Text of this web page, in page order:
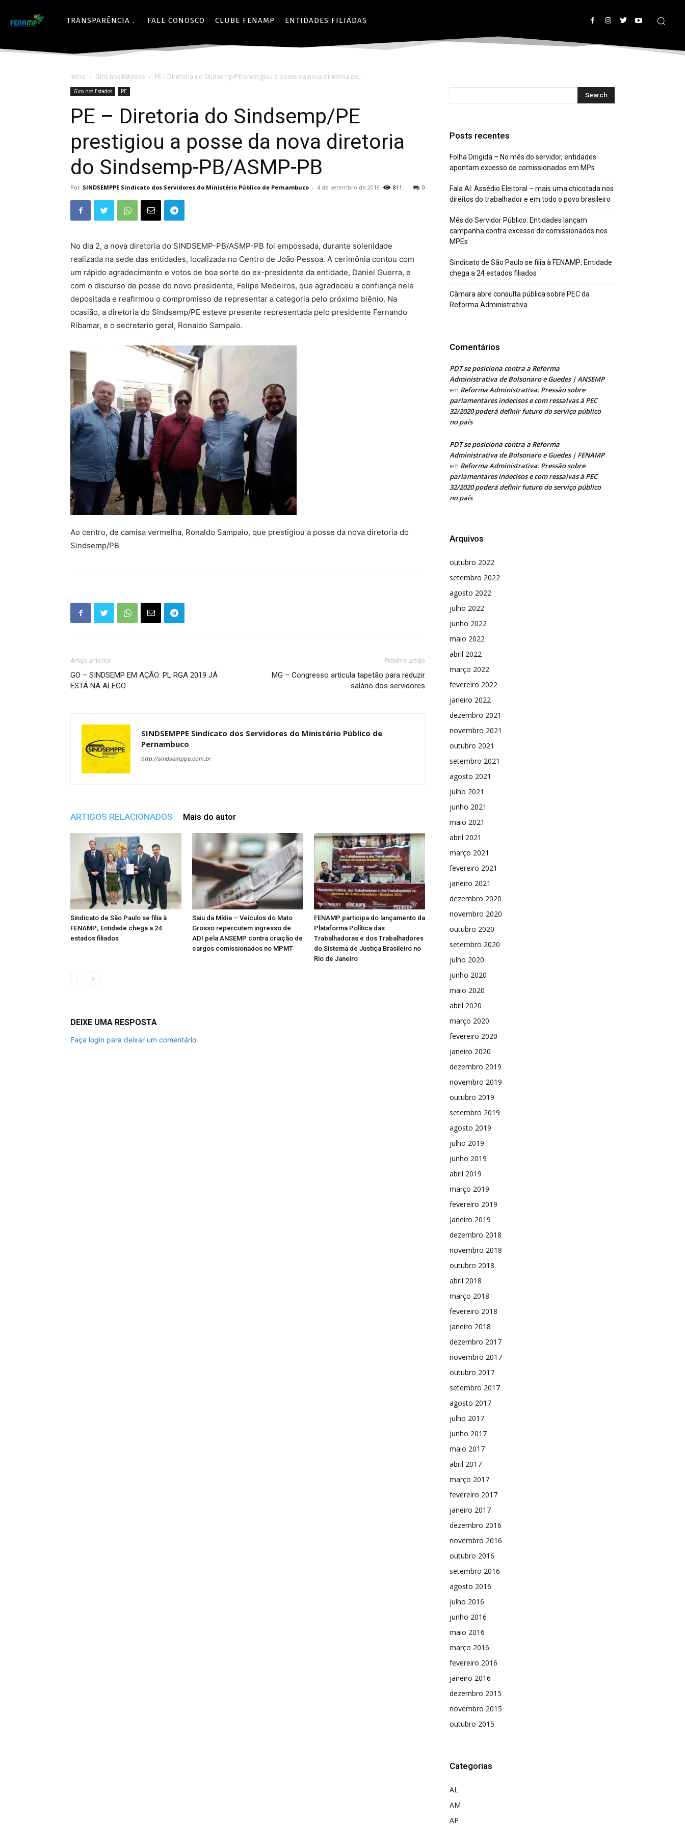
TRANSPARÊNCIA FALE CONOSCO CLUBE FENAMP ENTIDADES FILIADAS
Início Giro nos Estados PE – Diretoria do Sindsemp/PE prestigiou a posse da nova diretoria do...
Giro nos Estados PE
PE – Diretoria do Sindsemp/PE
prestigiou a posse da nova diretoria
do Sindsemp-PB/ASMP-PB
Por SINDSEMPPE Sindicato dos Servidores do Ministério Público de Pernambuco - 4 de setembro de 2019 0
811
No dia 2, a nova diretoria do SINDSEMP-PB/ASMP-PB foi empossada, durante solenidade
realizada na sede das entidades, localizada no Centro de João Pessoa. A cerimônia contou com
um rápido agradecimento e votos de boa sorte do ex-presidente da entidade, Daniel Guerra, e
com o discurso de posse do novo presidente, Felipe Medeiros, que agradeceu a confiança nele
depositada e reafirmou o compromisso de representar a categoria pelo próximo biênio. Na
ocasião, a diretoria do Sindsemp/PE esteve presente representada pelo presidente Fernando
Ribamar, e o secretario geral, Ronaldo Sampaio.
Ao centro, de camisa vermelha, Ronaldo Sampaio, que prestigiou a posse da nova diretoria do
Sindsemp/PB
Artigo anterior
GO – SINDSEMP EM AÇÃO: PL RGA 2019 JÁ
ESTÁ NA ALEGO
Próximo artigo
MG – Congresso articula tapetão para reduzir
salário dos servidores
SINDSEMPPE Sindicato dos Servidores do Ministério Público de
Pernambuco
http://sindsemppe.com.br
ARTIGOS RELACIONADOS Mais do autor
Sindicato de São Paulo se filia à
FENAMP; Entidade chega a 24
estados filiados
Saiu da Mídia – Veículos do Mato
Grosso repercutem ingresso de
ADI pela ANSEMP contra criação de
cargos comissionados no MPMT
FENAMP participa do lançamento da
Plataforma Política das
Trabalhadoras e dos Trabalhadores
do Sistema de Justiça Brasileiro no
Rio de Janeiro
DEIXE UMA RESPOSTA
Faça login para deixar um comentário
Posts recentes
Folha Dirigida – No mês do servidor, entidades
apontam excesso de comissionados em MPs
Fala Aí: Assédio Eleitoral – mais uma chicotada nos
direitos do trabalhador e em todo o povo brasileiro
Mês do Servidor Público: Entidades lançam
campanha contra excesso de comissionados nos
MPEs
Sindicato de São Paulo se filia à FENAMP; Entidade
chega a 24 estados filiados
Câmara abre consulta pública sobre PEC da
Reforma Administrativa
Comentários
PDT se posiciona contra a Reforma
Administrativa de Bolsonaro e Guedes | ANSEMP
em Reforma Administrativa: Pressão sobre
parlamentares indecisos e com ressalvas à PEC
32/2020 poderá definir futuro do serviço público
no país
PDT se posiciona contra a Reforma
Administrativa de Bolsonaro e Guedes | FENAMP
em Reforma Administrativa: Pressão sobre
parlamentares indecisos e com ressalvas à PEC
32/2020 poderá definir futuro do serviço público
no país
Arquivos
outubro 2022
setembro 2022
agosto 2022
julho 2022
junho 2022
maio 2022
abril 2022
março 2022
fevereiro 2022
janeiro 2022
dezembro 2021
novembro 2021
outubro 2021
setembro 2021
agosto 2021
julho 2021
junho 2021
maio 2021
abril 2021
março 2021
fevereiro 2021
janeiro 2021
dezembro 2020
novembro 2020
outubro 2020
setembro 2020
julho 2020
junho 2020
maio 2020
abril 2020
março 2020
fevereiro 2020
janeiro 2020
dezembro 2019
novembro 2019
outubro 2019
setembro 2019
agosto 2019
julho 2019
junho 2019
abril 2019
março 2019
fevereiro 2019
janeiro 2019
dezembro 2018
novembro 2018
outubro 2018
abril 2018
março 2018
fevereiro 2018
janeiro 2018
dezembro 2017
novembro 2017
outubro 2017
setembro 2017
agosto 2017
julho 2017
junho 2017
maio 2017
abril 2017
março 2017
fevereiro 2017
janeiro 2017
dezembro 2016
novembro 2016
outubro 2016
setembro 2016
agosto 2016
julho 2016
junho 2016
maio 2016
março 2016
fevereiro 2016
janeiro 2016
dezembro 2015
novembro 2015
outubro 2015
Categorias
AL
AM
AP